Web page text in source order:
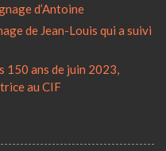
d’Antoine
de Jean-Louis qui a suivi
150 ans de juin 2023,
au CIF